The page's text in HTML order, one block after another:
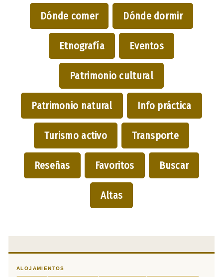
Dónde comer Dónde dormir
Etnografía Eventos
Patrimonio cultural
Patrimonio natural Info práctica
Turismo activo Transporte
Reseñas Favoritos Buscar
Altas